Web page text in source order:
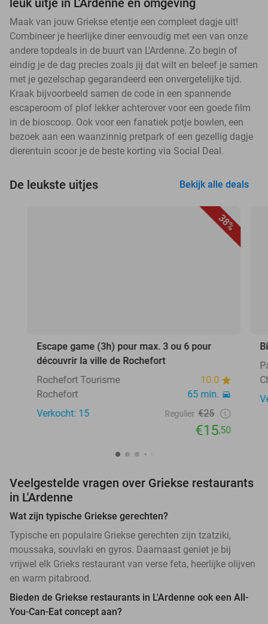
leuk uitje in L'Ardenne en omgeving
Maak van jouw Griekse etentje een compleet dagje uit!
Combineer je heerlijke diner eenvoudig met een van onze
andere topdeals in de buurt van L'Ardenne. Zo begin of
eindig je de dag precies zoals jij dat wilt en beleef je samen
met je gezelschap gegarandeerd een onvergetelijke tijd.
Kraak bijvoorbeeld samen de code in een spannende
escaperoom of plof lekker achterover voor een goede film
in de bioscoop. Ook voor een fanatiek potje bowlen, een
bezoek aan een waanzinnig pretpark of een gezellig dagje
dierentuin scoor je de beste korting via Social Deal.
De leukste uitjes Bekijk alle deals
38%
Escape game (3h) pour max. 3 ou 6 pour
découvrir la ville de Rochefort
Rochefort Tourisme
10.0
Rochefort
65 min.
Verkocht: 15
Regulier €25
€15,50
Veelgestelde vragen over Griekse restaurants
in L'Ardenne
Wat zijn typische Griekse gerechten?
Typische en populaire Griekse gerechten zijn tzatziki,
moussaka, souvlaki en gyros. Daarnaast geniet je bij
vrijwel elk Grieks restaurant van verse feta, heerlijke olijven
en warm pitabrood.
Bieden de Griekse restaurants in L'Ardenne ook een All-
You-Can-Eat concept aan?